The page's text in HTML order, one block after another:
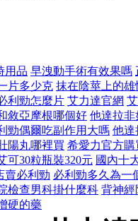
用品 早洩動手術有效果嗎
片多少克 抹在陰莖上的雄
利勁怎麼片 艾力達官網
敘亞摩根哪個好 他達拉非
勁偶爾吃副作用大嗎 他達
陽丸哪裡買 希愛力官方購
可30粒瓶裝320元 國內十
賣必利勁 必利勁多久為一
檢查男科掛什麼科 背神經
硬的藥